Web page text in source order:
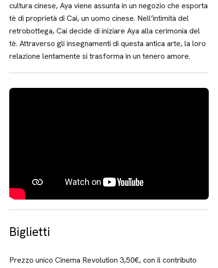
cultura cinese, Aya viene assunta in un negozio che esporta
tè di proprietà di Cai, un uomo cinese. Nell’intimità del
retrobottega, Cai decide di iniziare Aya alla cerimonia del
tè. Attraverso gli insegnamenti di questa antica arte, la loro
relazione lentamente si trasforma in un tenero amore.
Biglietti
Prezzo unico Cinema Revolution 3,50€, con il contributo